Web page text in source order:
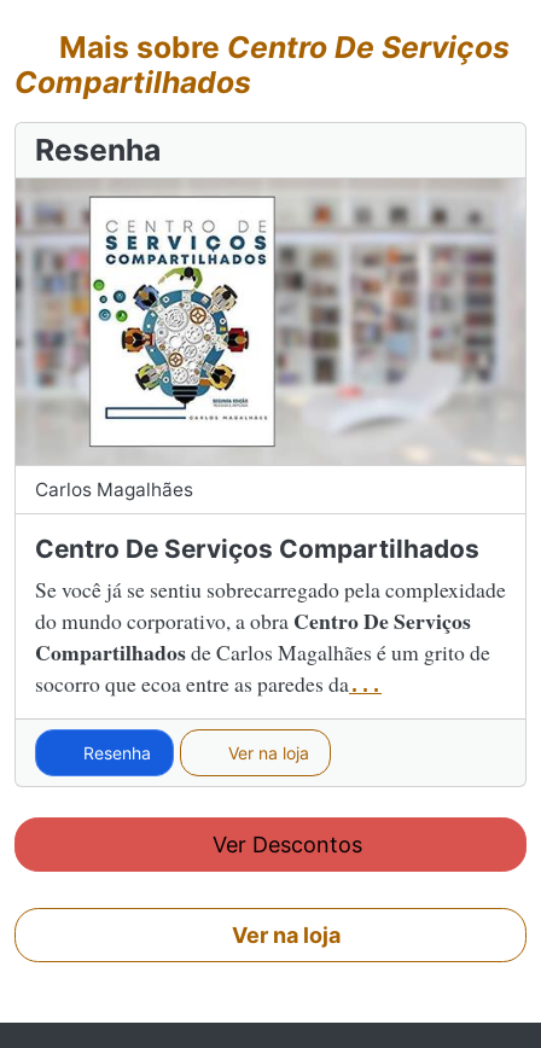
Mais sobre Centro De Serviços
Compartilhados
Resenha
Carlos Magalhães
Centro De Serviços Compartilhados
Se você já se sentiu sobrecarregado pela complexidade
do mundo corporativo, a obra Centro De Serviços
Compartilhadosde Carlos Magalhães é um grito de
socorro que ecoa entre as paredes da...
Resenha Ver na loja
Ver Descontos
Ver na loja